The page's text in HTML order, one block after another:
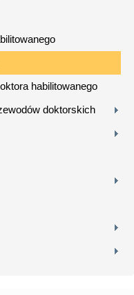
habilitowanego
doktorskich